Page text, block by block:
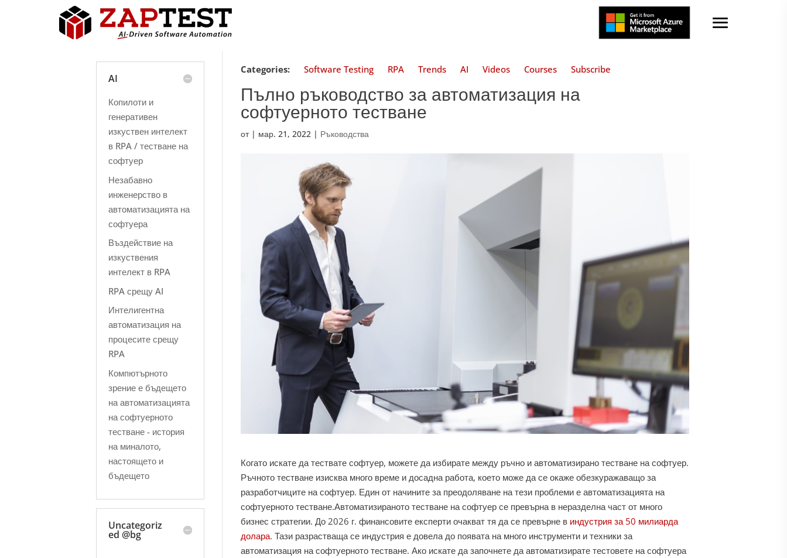
Categories: Software Testing RPA Trends AI Videos Courses Subscribe
Пълно ръководство за автоматизация на
софтуерното тестване
от | мар. 21, 2022 | Ръководства
Когато искате да тествате софтуер, можете да избирате между ръчно и автоматизирано тестване на софтуер.
Ръчното тестване изисква много време и досадна работа, което може да се окаже обезкуражаващо за
разработчиците на софтуер. Един от начините за преодоляване на тези проблеми е автоматизацията на
софтуерното тестване.Автоматизираното тестване на софтуер се превърна в неразделна част от много
бизнес стратегии. До 2026 г. финансовите експерти очакват тя да се превърне в индустрия за 50 милиарда
долара. Тази разрастваща се индустрия е довела до появата на много инструменти и техники за
автоматизация на софтуерното тестване.Ако искате да започнете да автоматизирате тестовете на софтуера
AI
Копилоти и
генеративен
изкуствен интелект
в RPA / тестване на
софтуер
Незабавно
инженерство в
автоматизацията на
софтуера
Въздействие на
изкуствения
интелект в RPA
RPA срещу AI
Интелигентна
автоматизация на
процесите срещу
RPA
Компютърното
зрение е бъдещето
на автоматизацията
на софтуерното
тестване - история
на миналото,
настоящето и
бъдещето
Uncategoriz
ed @bg